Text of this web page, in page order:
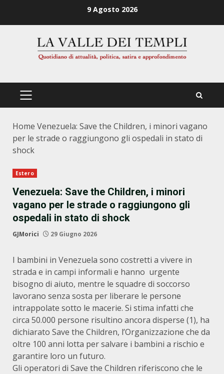
9 Agosto 2026
PRIMÄRES
Home Venezuela: Save the Children, i minori vagano
per le strade o raggiungono gli ospedali in stato di
shock
Estero
Venezuela: Save the Children, i minori
vagano per le strade o raggiungono gli
ospedali in stato di shock
GJMorici 29 Giugno 2026
I bambini in Venezuela sono costretti a vivere in
strada e in campi informali e hanno urgente
bisogno di aiuto, mentre le squadre di soccorso
lavorano senza sosta per liberare le persone
intrappolate sotto le macerie. Si stima infatti che
circa 50.000 persone risultino ancora disperse (1), ha
dichiarato Save the Children, l’Organizzazione che da
oltre 100 anni lotta per salvare i bambini a rischio e
garantire loro un futuro.
Gli operatori di Save the Children riferiscono che le